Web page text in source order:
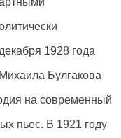
1928 года
Булгакова
на современный
пьес. В 1921 году